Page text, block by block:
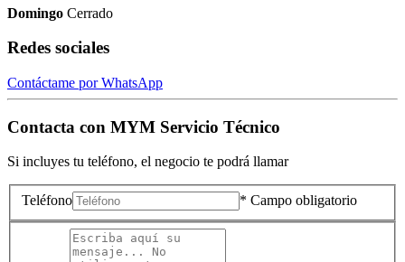
Domingo Cerrado
Redes sociales
Contáctame por WhatsApp
Contacta con MYM Servicio Técnico
Si incluyes tu teléfono, el negocio te podrá llamar
Teléfono * Campo obligatorio